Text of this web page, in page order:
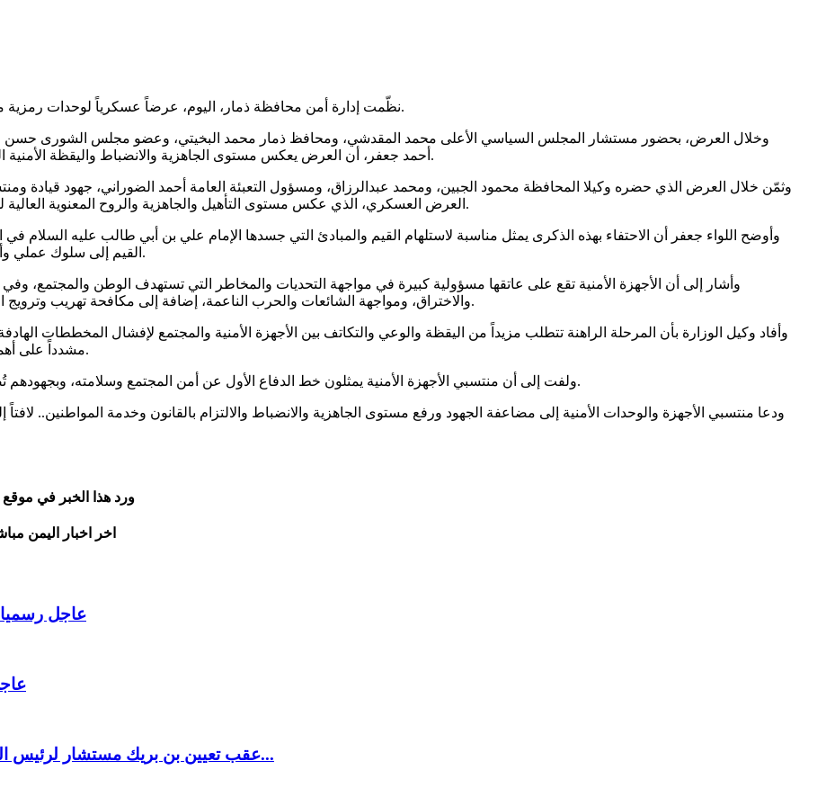
نظّمت إدارة أمن محافظة ذمار، اليوم، عرضاً عسكرياً لوحدات رمزية من مختلف التشكيلات الأمنية بالمحافظة، إحياءً لذكرى يوم الولاية.
وخلال العرض، بحضور مستشار المجلس السياسي الأعلى محمد المقدشي، ومحافظ ذمار محمد البخيتي، وعضو مجلس الشورى حسن
أحمد جعفر، أن العرض يعكس مستوى الجاهزية والانضباط واليقظة الأمنية التي يتمتع بها رجال الأمن في مختلف التشكيلات والوحدات الأمنية.
وثمّن خلال العرض الذي حضره وكيلا المحافظة محمود الجبين، ومحمد عبدالرزاق، ومسؤول التعبئة العامة أحمد الضوراني، جهود قيادة
العرض العسكري، الذي عكس مستوى التأهيل والجاهزية والروح المعنوية العالية لدى رجال الأمن، وقدرتهم على تنفيذ المهام الأمنية بكفاءة واقتدار.
وأوضح اللواء جعفر أن الاحتفاء بهذه الذكرى يمثل مناسبة لاستلهام القيم والمبادئ التي جسدها الإمام علي بن أبي طالب عليه السلام
القيم إلى سلوك عملي وأداء مهني يعزز أمن المجتمع واستقراره ويحفظ مصالح المواطنين.
وأشار إلى أن الأجهزة الأمنية تقع على عاتقها مسؤولية كبيرة في مواجهة التحديات والمخاطر التي تستهدف الوطن والمجتمع،
والاختراق، ومواجهة الشائعات والحرب الناعمة، إضافة إلى مكافحة تهريب وترويج المخدرات والمواد الممنوعة، وكل ما يهدد الأمن والسلم المجتمعي.
وأفاد وكيل الوزارة بأن المرحلة الراهنة تتطلب مزيداً من اليقظة والوعي والتكاتف بين الأجهزة الأمنية والمجتمع لإفشال المخططات
مشدداً على أهمية الالتزام بالمسؤولية الوطنية والأخلاقية في أداء الواجب الأمني.
ولفت إلى أن منتسبي الأجهزة الأمنية يمثلون خط الدفاع الأول عن أمن المجتمع وسلامته، وبجهودهم تُصان الحقوق وتُحفظ الممتلكات وينعم المواطن بالأمن والطمأنينة.
ودعا منتسبي الأجهزة والوحدات الأمنية إلى مضاعفة الجهود ورفع مستوى الجاهزية والانضباط والالتزام بالقانون وخدمة المواطنين..
ورد هذا الخبر في موقع
اخر اخبار اليمن
عاجل رسميا
عقب تعيين بن بريك مستشار لرئيس الجمهورية اليمنية بن لزرق و السقلدي و الداعري اللعب...